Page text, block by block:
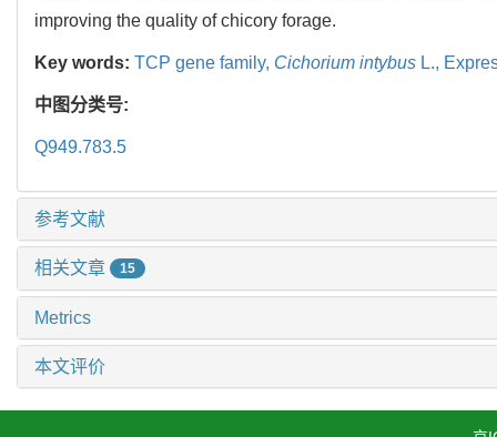
improving the quality of chicory forage.
Key words: TCP gene family, Cichorium intybus L.,
中图分类号:
Q949.783.5
参考文献
相关文章 15
Metrics
本文评价